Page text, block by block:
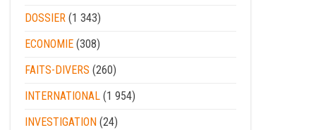
DOSSIER (1 343)
ECONOMIE (308)
FAITS-DIVERS (260)
INTERNATIONAL (1 954)
INVESTIGATION (24)